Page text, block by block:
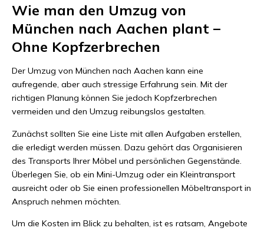
Wie man den Umzug von
München nach Aachen plant –
Ohne Kopfzerbrechen
Der Umzug von München nach Aachen kann eine
aufregende, aber auch stressige Erfahrung sein. Mit der
richtigen Planung können Sie jedoch Kopfzerbrechen
vermeiden und den Umzug reibungslos gestalten.
Zunächst sollten Sie eine Liste mit allen Aufgaben erstellen,
die erledigt werden müssen. Dazu gehört das Organisieren
des Transports Ihrer Möbel und persönlichen Gegenstände.
Überlegen Sie, ob ein Mini-Umzug oder ein Kleintransport
ausreicht oder ob Sie einen professionellen Möbeltransport in
Anspruch nehmen möchten.
Um die Kosten im Blick zu behalten, ist es ratsam, Angebote